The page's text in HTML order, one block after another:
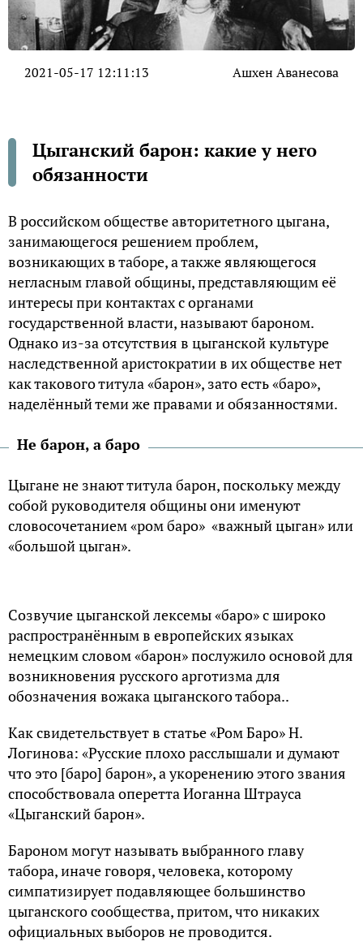
2021-05-17 12:11:13 Ашхен Аванесова
Цыганский барон: какие у него
обязанности
В российском обществе авторитетного цыгана,
занимающегося решением проблем,
возникающих в таборе, а также являющегося
негласным главой общины, представляющим её
интересы при контактах с органами
государственной власти, называют бароном.
Однако из-за отсутствия в цыганской культуре
наследственной аристократии в их обществе нет
как такового титула «барон», зато есть «баро»,
наделённый теми же правами и обязанностями.
Не барон, а баро
Цыгане не знают титула барон, поскольку между
собой руководителя общины они именуют
словосочетанием «ром баро» «важный цыган» или
«большой цыган».
Созвучие цыганской лексемы «баро» с широко
распространённым в европейских языках
немецким словом «барон» послужило основой для
возникновения русского арготизма для
обозначения вожака цыганского табора..
Как свидетельствует в статье «Ром Баро» Н.
Логинова: «Русские плохо расслышали и думают
что это [баро] барон», а укоренению этого звания
способствовала оперетта Иоганна Штрауса
«Цыганский барон».
Бароном могут называть выбранного главу
табора, иначе говоря, человека, которому
симпатизирует подавляющее большинство
цыганского сообщества, притом, что никаких
официальных выборов не проводится.